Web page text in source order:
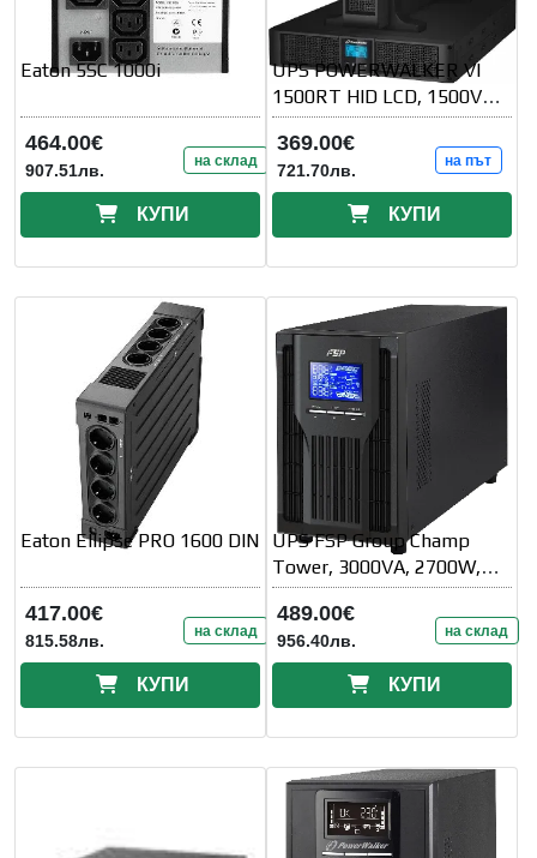
Eaton 5SC 1000i
464.00€
907.51лв. на склад
КУПИ
UPS POWERWALKER VI
1500RT HID LCD, 1500VA,
Line Interactive
369.00€
721.70лв. на път
КУПИ
Eaton Ellipse PRO 1600 DIN
417.00€
815.58лв. на склад
КУПИ
UPS FSP Group Champ
Tower, 3000VA, 2700W,
OnLine, LCD, 4xIEC
489.00€
956.40лв. на склад
КУПИ